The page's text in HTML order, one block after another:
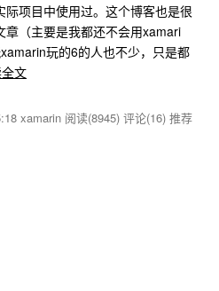
项目中使用过。这个博客也是很
章（主要是我都还不会用xamari
玩的6的人也不少，只是都
文
xamarin 阅读(8945) 评论(16) 推荐